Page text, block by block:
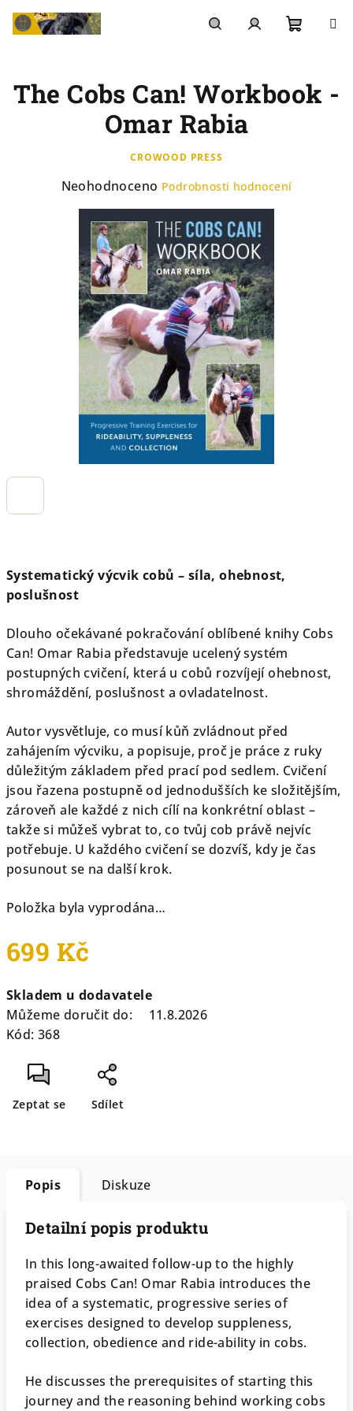
Přejít
na
košík
Systematický výcvik cobů – síla, ohebnost,
poslušnost
Dlouho očekávané pokračování oblíbené knihy Cobs
Can! Omar Rabia představuje ucelený systém
postupných cvičení, která u cobů rozvíjejí ohebnost,
shromáždění, poslušnost a ovladatelnost.
Autor vysvětluje, co musí kůň zvládnout před
zahájením výcviku, a popisuje, proč je práce z ruky
důležitým základem před prací pod sedlem. Cvičení
jsou řazena postupně od jednodušších ke složitějším,
zároveň ale každé z nich cílí na konkrétní oblast –
takže si můžeš vybrat to, co tvůj cob právě nejvíc
potřebuje. U každého cvičení se dozvíš, kdy je čas
posunout se na další krok.
Položka byla vyprodána…
699 Kč
cena:
Skladem u dodavatele
Můžeme doručit do:
11.8.2026
Kód: 368
Zeptat se Sdílet
The Cobs Can! Workbook -
Omar Rabia
CROWOOD PRESS
Průměrné
hodnocení
produktu
hvězdiček.
Neohodnoceno Podrobnosti hodnocení
Popis Diskuze
Detailní popis produktu
In this long-awaited follow-up to the highly
praised Cobs Can! Omar Rabia introduces the
idea of a systematic, progressive series of
exercises designed to develop suppleness,
collection, obedience and ride-ability in cobs.
He discusses the prerequisites of starting this
journey and the reasoning behind working cobs